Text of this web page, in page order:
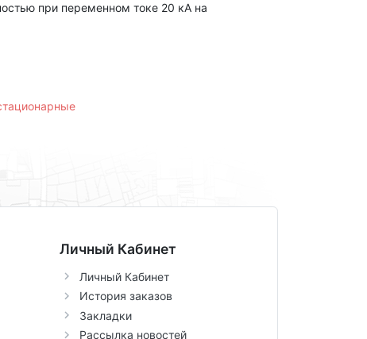
при переменном токе 20 кА на
Личный Кабинет
Личный Кабинет
История заказов
Закладки
Рассылка новостей